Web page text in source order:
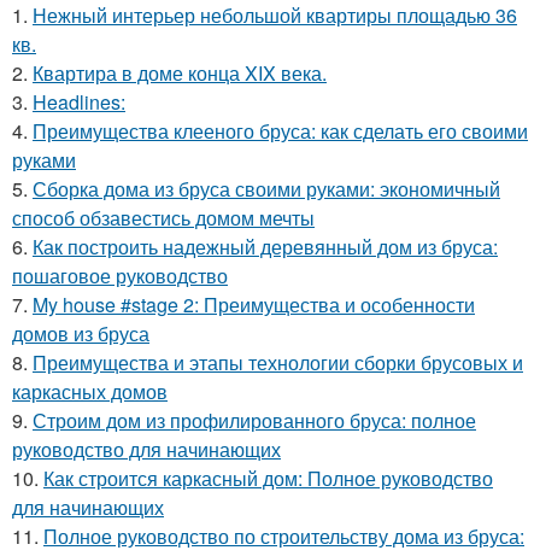
1. Нежный интерьер небольшой квартиры площадью 36
кв.
2. Квартира в доме конца XIX века.
3. Headlines:
4. Преимущества клееного бруса: как сделать его своими
руками
5. Сборка дома из бруса своими руками: экономичный
способ обзавестись домом мечты
6. Как построить надежный деревянный дом из бруса:
пошаговое руководство
7. My house #stage 2: Преимущества и особенности
домов из бруса
8. Преимущества и этапы технологии сборки брусовых и
каркасных домов
9. Строим дом из профилированного бруса: полное
руководство для начинающих
10. Как строится каркасный дом: Полное руководство
для начинающих
11. Полное руководство по строительству дома из бруса: